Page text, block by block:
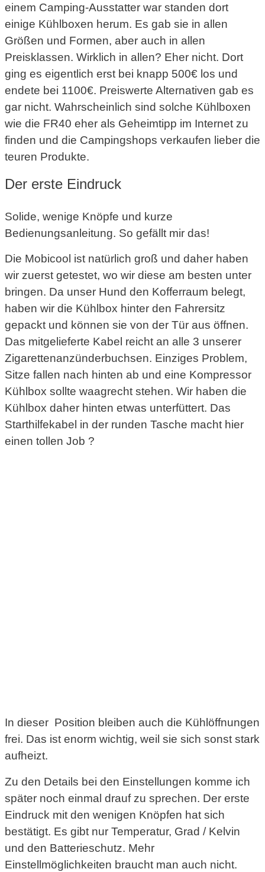
einem Camping-Ausstatter war standen dort
einige Kühlboxen herum. Es gab sie in allen
Größen und Formen, aber auch in allen
Preisklassen. Wirklich in allen? Eher nicht. Dort
ging es eigentlich erst bei knapp 500€ los und
endete bei 1100€. Preiswerte Alternativen gab es
gar nicht. Wahrscheinlich sind solche Kühlboxen
wie die FR40 eher als Geheimtipp im Internet zu
finden und die Campingshops verkaufen lieber die
teuren Produkte.
Der erste Eindruck
Solide, wenige Knöpfe und kurze
Bedienungsanleitung. So gefällt mir das!
Die Mobicool ist natürlich groß und daher haben
wir zuerst getestet, wo wir diese am besten unter
bringen. Da unser Hund den Kofferraum belegt,
haben wir die Kühlbox hinter den Fahrersitz
gepackt und können sie von der Tür aus öffnen.
Das mitgelieferte Kabel reicht an alle 3 unserer
Zigarettenanzünderbuchsen. Einziges Problem,
Sitze fallen nach hinten ab und eine Kompressor
Kühlbox sollte waagrecht stehen. Wir haben die
Kühlbox daher hinten etwas unterfüttert. Das
Starthilfekabel in der runden Tasche macht hier
einen tollen Job ?
In dieser Position bleiben auch die Kühlöffnungen
frei. Das ist enorm wichtig, weil sie sich sonst stark
aufheizt.
Zu den Details bei den Einstellungen komme ich
später noch einmal drauf zu sprechen. Der erste
Eindruck mit den wenigen Knöpfen hat sich
bestätigt. Es gibt nur Temperatur, Grad / Kelvin
und den Batterieschutz. Mehr
Einstellmöglichkeiten braucht man auch nicht.